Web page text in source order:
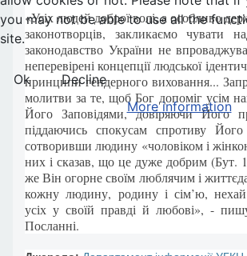
«Усіх людей доброї волі, а особливо
законотворців, закликаємо
законодавство України не
неперевірені концепції людської
принципи гендерного виховання...
молитви за те, щоб Бог допоміг усім
Його Заповідями, довіряючи Його
піддаючись спокусам спротиву
сотворивши людину «чоловіком і
них і сказав, що це дуже добрим (Бут.
же Він огорне своїм люблячим і
кожну людину, родину і сім’ю,
усіх у своїй правді й любові», -
Посланні.
you may not be able to use all the
site.
Ok
Decline
More information